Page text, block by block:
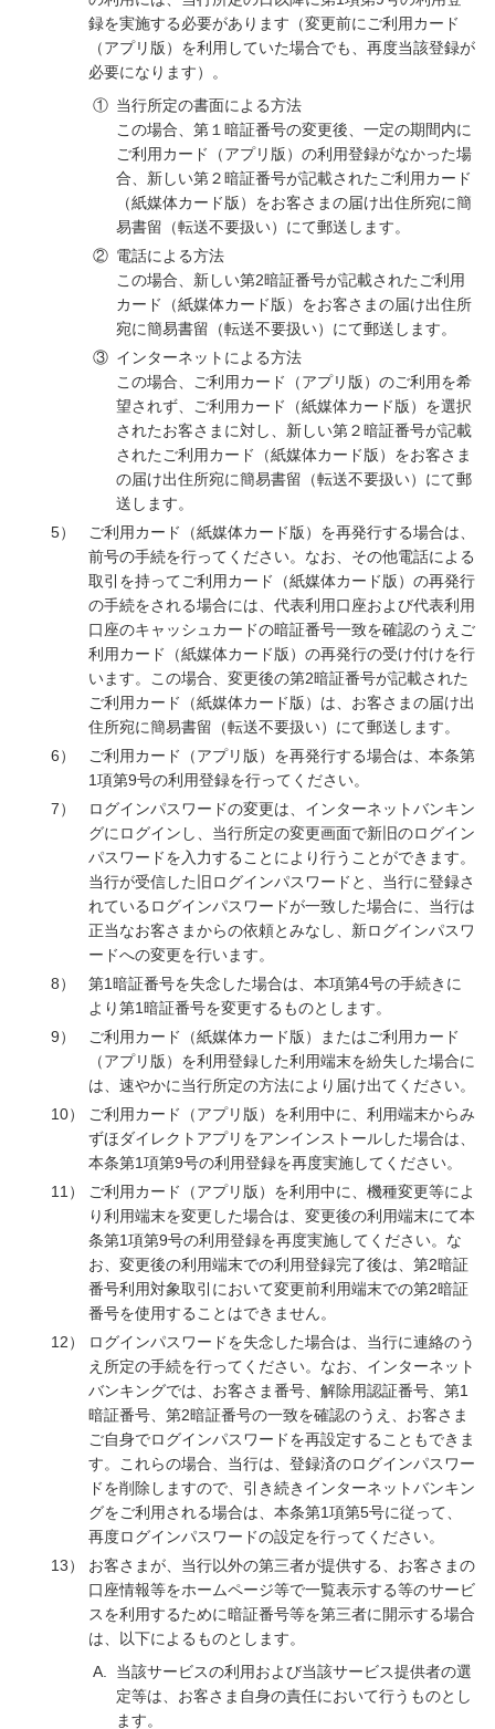
録を実施する必要があります（変更前にご利用カード
（アプリ版）を利用していた場合でも、再度当該登録が
必要になります）。
① 当行所定の書面による方法
この場合、第１暗証番号の変更後、一定の期間内に
ご利用カード（アプリ版）の利用登録がなかった場
合、新しい第２暗証番号が記載されたご利用カード
（紙媒体カード版）をお客さまの届け出住所宛に簡
易書留（転送不要扱い）にて郵送します。
② 電話による方法
この場合、新しい第2暗証番号が記載されたご利用
カード（紙媒体カード版）をお客さまの届け出住所
宛に簡易書留（転送不要扱い）にて郵送します。
③ インターネットによる方法
この場合、ご利用カード（アプリ版）のご利用を希
望されず、ご利用カード（紙媒体カード版）を選択
されたお客さまに対し、新しい第２暗証番号が記載
されたご利用カード（紙媒体カード版）をお客さま
の届け出住所宛に簡易書留（転送不要扱い）にて郵
送します。
5）
ご利用カード（紙媒体カード版）を再発行する場合は、
前号の手続を行ってください。なお、その他電話による
取引を持ってご利用カード（紙媒体カード版）の再発行
の手続をされる場合には、代表利用口座および代表利用
口座のキャッシュカードの暗証番号一致を確認のうえご
利用カード（紙媒体カード版）の再発行の受け付けを行
います。この場合、変更後の第2暗証番号が記載された
ご利用カード（紙媒体カード版）は、お客さまの届け出
住所宛に簡易書留（転送不要扱い）にて郵送します。
6）
ご利用カード（アプリ版）を再発行する場合は、本条第
1項第9号の利用登録を行ってください。
7）
ログインパスワードの変更は、インターネットバンキン
グにログインし、当行所定の変更画面で新旧のログイン
パスワードを入力することにより行うことができます。
当行が受信した旧ログインパスワードと、当行に登録さ
れているログインパスワードが一致した場合に、当行は
正当なお客さまからの依頼とみなし、新ログインパスワ
ードへの変更を行います。
8）
第1暗証番号を失念した場合は、本項第4号の手続きに
より第1暗証番号を変更するものとします。
9）
ご利用カード（紙媒体カード版）またはご利用カード
（アプリ版）を利用登録した利用端末を紛失した場合に
は、速やかに当行所定の方法により届け出てください。
10）
ご利用カード（アプリ版）を利用中に、利用端末からみ
ずほダイレクトアプリをアンインストールした場合は、
本条第1項第9号の利用登録を再度実施してください。
11）
ご利用カード（アプリ版）を利用中に、機種変更等によ
り利用端末を変更した場合は、変更後の利用端末にて本
条第1項第9号の利用登録を再度実施してください。な
お、変更後の利用端末での利用登録完了後は、第2暗証
番号利用対象取引において変更前利用端末での第2暗証
番号を使用することはできません。
12）
ログインパスワードを失念した場合は、当行に連絡のう
え所定の手続を行ってください。なお、インターネット
バンキングでは、お客さま番号、解除用認証番号、第1
暗証番号、第2暗証番号の一致を確認のうえ、お客さま
ご自身でログインパスワードを再設定することもできま
す。これらの場合、当行は、登録済のログインパスワー
ドを削除しますので、引き続きインターネットバンキン
グをご利用される場合は、本条第1項第5号に従って、
再度ログインパスワードの設定を行ってください。
13）
お客さまが、当行以外の第三者が提供する、お客さまの
口座情報等をホームページ等で一覧表示する等のサービ
スを利用するために暗証番号等を第三者に開示する場合
は、以下によるものとします。
A.
当該サービスの利用および当該サービス提供者の選
定等は、お客さま自身の責任において行うものとし
ます。